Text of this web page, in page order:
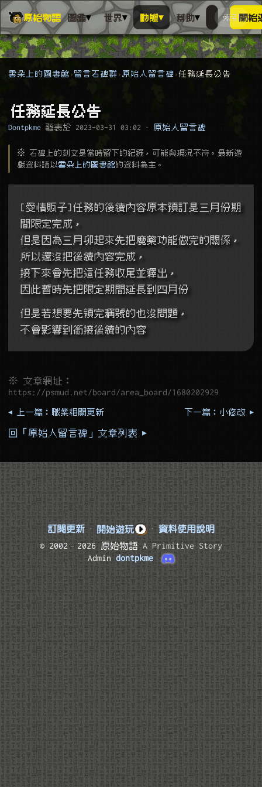
原始物語 圖鑑▾ 世界▾ 動態▾ 幫助▾
搜尋萬物
搜人物、
索引開始
雲朵上的圖書館 留言石碑群 原始人留言碑 任務延長公告
任務延長公告
Dontpkme 發表於 2023-03-31 03:02 · 原始人留言碑
※ 石碑上的刻文是當時留下的紀錄，可能與現況不符。最新遊
戲資料請以 雲朵上的圖書館的資料為主。
[愛情販子]任務的後續內容原本預訂是三月份期
間限定完成，
但是因為三月卯起來先把魔藥功能做完的關係，
所以還沒把後續內容完成，
接下來會先把這任務收尾並釋出，
因此暫時先把限定期間延長到四月份
但是若想要先領完稱號的也沒問題，
不會影響到銜接後續的內容
※ 文章網址：
https://psmud.net/board/area_board/1680202929
◂ 上一篇：職業相關更新 下一篇：小修改 ▸
回「原始人留言碑」文章列表 ▸
訂閱更新 · 開始遊玩 · 資料使用說明
© 2002–2026 原始物語A Primitive Story
Admindontpkme